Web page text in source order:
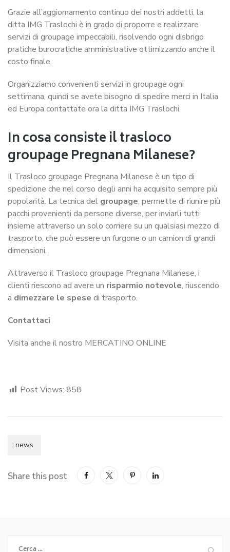
Grazie all’aggiornamento continuo dei nostri addetti, la
ditta IMG Traslochi è in grado di proporre e realizzare
servizi di groupage impeccabili, risolvendo ogni disbrigo
pratiche burocratiche amministrative ottimizzando anche il
costo finale.
Organizziamo convenienti servizi in groupage ogni
settimana, quindi se avete bisogno di spedire merci in Italia
ed Europa contattate ora la ditta IMG Traslochi.
In cosa consiste il trasloco
groupage Pregnana Milanese?
Il Trasloco groupage Pregnana Milanese è un tipo di
spedizione che nel corso degli anni ha acquisito sempre più
popolarità. La tecnica del groupage, permette di riunire più
pacchi provenienti da persone diverse, per inviarli tutti
insieme attraverso un solo corriere su un qualsiasi mezzo di
trasporto, che può essere un furgone o un camion di grandi
dimensioni.
Attraverso il Trasloco groupage Pregnana Milanese, i
clienti riescono ad avere un risparmio notevole, riuscendo
a dimezzare le spese di trasporto.
Contattaci
Visita anche il nostro MERCATINO ONLINE
Post Views: 858
news
Share this post